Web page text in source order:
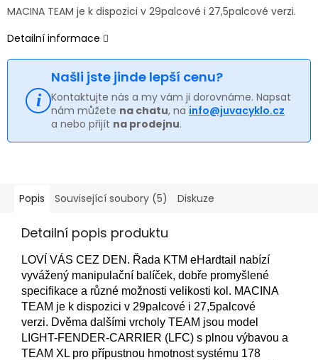
MACINA TEAM je k dispozici v 29palcové i 27,5palcové verzi.
Detailní informace
Našli jste jinde lepší cenu?
Kontaktujte nás a my vám ji dorovnáme. Napsat
nám můžete na chatu, na info@juvacyklo.cz
a nebo přijít na prodejnu.
Popis Související soubory (5) Diskuze
Detailní popis produktu
LOVÍ VÁS CEZ DEN. Řada KTM eHardtail nabízí
vyvážený manipulační balíček, dobře promyšlené
specifikace a různé možnosti velikosti kol. MACINA
TEAM je k dispozici v 29palcové i 27,5palcové
verzi. Dvěma dalšími vrcholy TEAM jsou model
LIGHT-FENDER-CARRIER (LFC) s plnou výbavou a
TEAM XL pro přípustnou hmotnost systému 178